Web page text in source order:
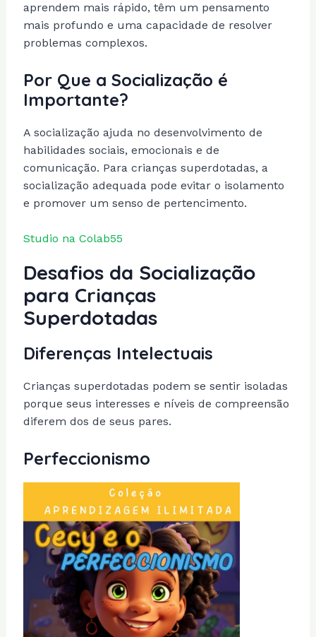
aprendem mais rápido, têm um pensamento
mais profundo e uma capacidade de resolver
problemas complexos.
Por Que a Socialização é
Importante?
A socialização ajuda no desenvolvimento de
habilidades sociais, emocionais e de
comunicação. Para crianças superdotadas, a
socialização adequada pode evitar o isolamento
e promover um senso de pertencimento.
Studio na Colab55
Desafios da Socialização
para Crianças
Superdotadas
Diferenças Intelectuais
Crianças superdotadas podem se sentir isoladas
porque seus interesses e níveis de compreensão
diferem dos de seus pares.
Perfeccionismo